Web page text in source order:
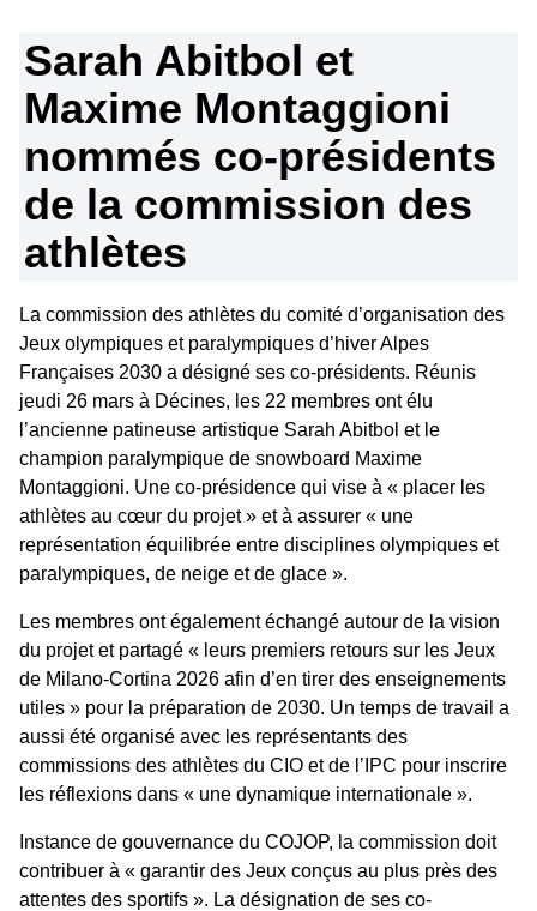
Sarah Abitbol et
Maxime Montaggioni
nommés co-présidents
de la commission des
athlètes
La commission des athlètes du comité d’organisation des
Jeux olympiques et paralympiques d’hiver Alpes
Françaises 2030 a désigné ses co-présidents. Réunis
jeudi 26 mars à Décines, les 22 membres ont élu
l’ancienne patineuse artistique Sarah Abitbol et le
champion paralympique de snowboard Maxime
Montaggioni. Une co-présidence qui vise à « placer les
athlètes au cœur du projet » et à assurer « une
représentation équilibrée entre disciplines olympiques et
paralympiques, de neige et de glace ».
Les membres ont également échangé autour de la vision
du projet et partagé « leurs premiers retours sur les Jeux
de Milano-Cortina 2026 afin d’en tirer des enseignements
utiles » pour la préparation de 2030. Un temps de travail a
aussi été organisé avec les représentants des
commissions des athlètes du CIO et de l’IPC pour inscrire
les réflexions dans « une dynamique internationale ».
Instance de gouvernance du COJOP, la commission doit
contribuer à « garantir des Jeux conçus au plus près des
attentes des sportifs ». La désignation de ses co-